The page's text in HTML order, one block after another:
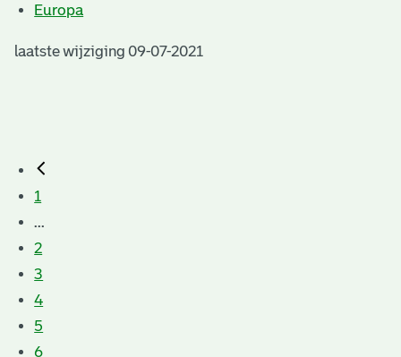
Europa
laatste wijziging 09-07-2021
1
...
2
3
4
5
6